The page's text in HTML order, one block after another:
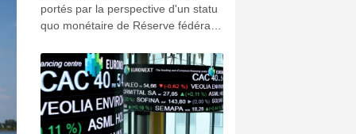
portés par la perspective d'un statu
quo monétaire de Réserve fédérale
après la publication de chiffres de
l'emploi moins bons qu'attendu aux
Etats-Unis.